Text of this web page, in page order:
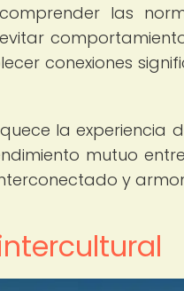
las
conexiones
la experiencia
mutuo
y